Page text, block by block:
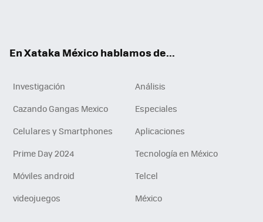
En Xataka México hablamos de...
Investigación
Análisis
Cazando Gangas Mexico
Especiales
Celulares y Smartphones
Aplicaciones
Prime Day 2024
Tecnología en México
Móviles android
Telcel
videojuegos
México